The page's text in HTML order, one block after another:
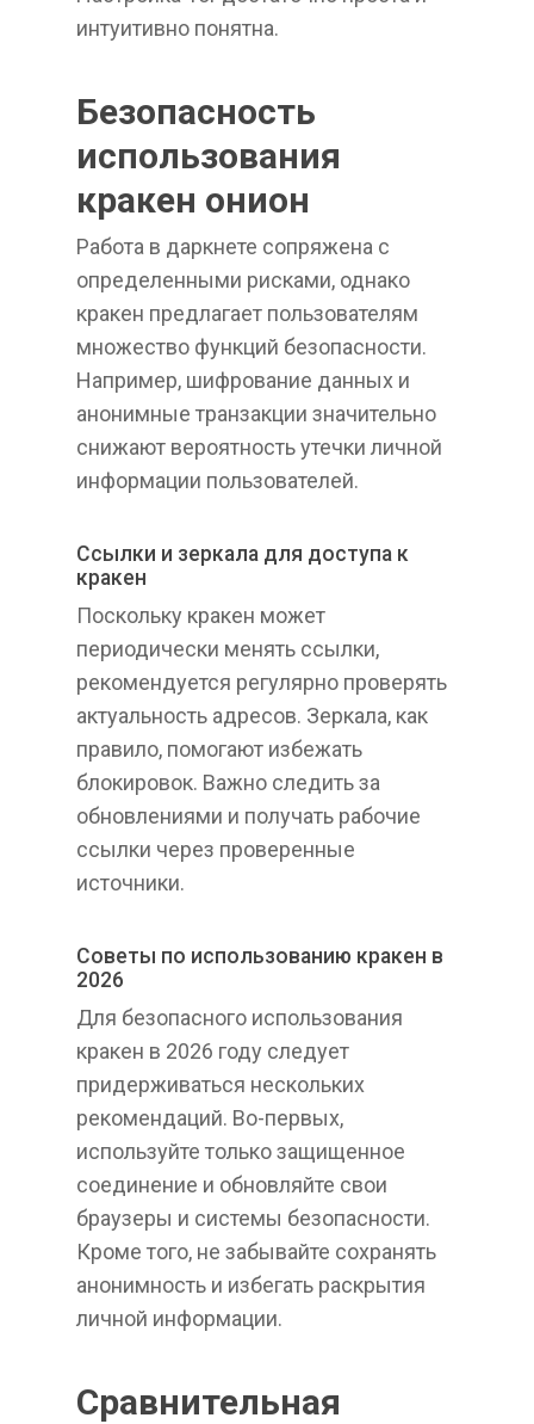
интуитивно понятна.
Безопасность
использования
кракен онион
Работа в даркнете сопряжена с
определенными рисками, однако
кракен предлагает пользователям
множество функций безопасности.
Например, шифрование данных и
анонимные транзакции значительно
снижают вероятность утечки личной
информации пользователей.
Ссылки и зеркала для доступа к
кракен
Поскольку кракен может
периодически менять ссылки,
рекомендуется регулярно проверять
актуальность адресов. Зеркала, как
правило, помогают избежать
блокировок. Важно следить за
обновлениями и получать рабочие
ссылки через проверенные
источники.
Советы по использованию кракен в
2026
Для безопасного использования
кракен в 2026 году следует
придерживаться нескольких
рекомендаций. Во-первых,
используйте только защищенное
соединение и обновляйте свои
браузеры и системы безопасности.
Кроме того, не забывайте сохранять
анонимность и избегать раскрытия
личной информации.
Сравнительная